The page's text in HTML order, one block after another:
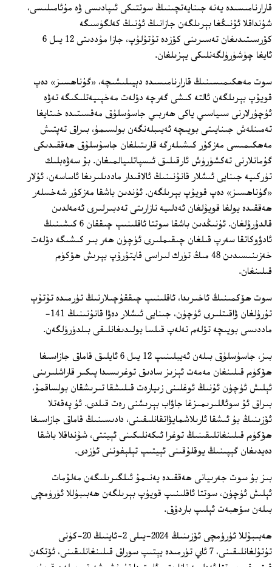
قارارنامىسىدە يەنە جىنايەتچىنىڭ سوتتىكى ئىپادىسى ۋە مۇئامىلىسى،
شۇنداقلا ئۇنىڭغا بېرىلگەن جازانىڭ ئۇنىڭ كەلگۈسىگە
كۆرسىتىدىغان تەسىرىنى كۆزدە تۇتۇلۇپ، جازا مۇددىتى 12 يىل 6
ئايغا چۈشۈرۈلگەنلىكى يېزىلغان.
سوت مەھكىمىسىنىڭ قارارنامىسىدە دېيىلىشىچە، «گۇناھسىز» دەپ
قويۇپ بېرىلگەن ئالتە كىشى گەرچە دۆلەت مەخپىيەتلىكىگە تەۋە
ئۇچۇرلارنى سىياسىي ياكى ھەربىي جاسۇسلۇق مەقسىتىدە خىتايغا
تەمىنلەش جىنايىتى بويىچە ئەيىبلەنگەن بولسىمۇ، بىراق تەپتىش
مەھكىمىسى مەزكۇر كىشىلەرگە قارىتىلغان جاسۇسلۇق ھەققىدىكى
گۇمانلارنى تەكشۈرۈش ئارقىلىق ئىسپاتلىيالمىغان. بۇ سەۋەبلىك
تۈركىيە جىنايى ئىشلار قانۇنىنىڭ ئالاقىدار ماددىلىرىغا ئاساسەن، ئۇلار
«گۇناھسىز» دەپ قويۇپ بېرىلگەن. ئۇندىن باشقا مەزكۇر شەخسلەر
ھەققىدە يولغا قويۇلغان ئەدلىيە نازارىتى تەدبىرلىرى ئەمەلدىن
قالدۇرۇلغان. ئۇنىڭدىن باشقا سوتتا ئاقلىنىپ چىققان 6 كىشىنىڭ
ئادۋوكاتقا سەرپ قىلغان چىقىملىرى ئۈچۈن ھەر بىر كىشىگە دۆلەت
خەزىنىسىدىن 48 مىڭ تۈرك لىراسى قايتۇرۇپ بېرىش ھۆكۈم
قىلىنغان.
سوت ھۆكمىنىڭ ئاخىرىدا، ئاقلىنىپ چىققۇچىلارنىڭ تۈرمىدە تۇتۇپ
تۇرۇلغان ۋاقىتلىرى ئۈچۈن، جىنايى ئىشلار دەۋا قانۇنىنىڭ 141-
ماددىسى بويىچە تۆلەم تەلەپ قىلسا بولىدىغانلىقى بىلدۈرۈلگەن.
بىز، جاسۇسلۇق بىلەن ئەيبلىنىپ 12 يىل 6 ئايلىق قاماق جازاسىغا
ھۆكۈم قىلىنغان مەمەت ئېزىز سادىق توغرىسىدا پىكىر قاراشلىرىنى
ئېلىش ئۈچۈن ئۇنىڭ ئوغلىنى زىيارەت قىلىشقا تىرىشقان بولساقمۇ،
بىراق ئۇ سوئاللىرىمىزغا جاۋاب بېرىشنى رەت قىلدى. ئۇ پەقەتلا
ئۆزىنىڭ بۇ ئىشقا ئارىلاشمايۋاتقانلىقىنى، دادىسىنىڭ قاماق جازاسىغا
ھۆكۈم قىلىنغانلىقىنىڭ توغرا ئىكەنلىكىنى ئېيتتى، شۇنداقلا باشقا
دەيدىغان گېپىنىڭ يوقلۇقىنى ئېيتىپ تېلېفوننى ئۈزدى.
بىز بۇ سوت جەرىيانى ھەققىدە يەنىمۇ ئىلگىرىلىگەن مەلۇمات
ئېلىش ئۈچۈن، سوتتا ئاقلىنىپ قويۇپ بېرىلگەن ھەبىبۇللا ئۈرۈمچى
بىلەن سۆھبەت ئېلىپ باردۇق.
ھەبىبۇللا ئۈرۈمچى ئۆزىنىڭ 2024-يىلى 2-ئاينىڭ 20-كۈنى
تۇتۇلغانلىقىنى، 7 ئاي تۈرمىدە يېتىپ سوراق قىلىنغانلىقىنى، ئۆتكەن